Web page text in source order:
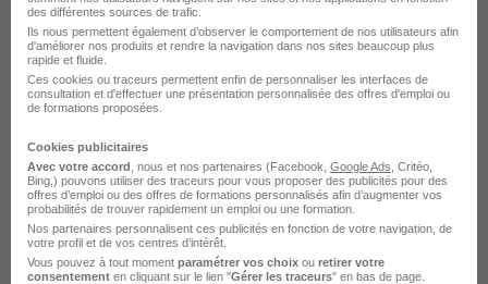
Cette offre n’est plus disponible depuis le 16/06/26
Chargé d'Accueil sur la Cub - Mobilité
Exigé H/F
Manpower
des différentes sources de trafic.
Ils nous permettent également d’observer le comportement de nos utilisateurs afin
d'améliorer nos produits et rendre la navigation dans nos sites beaucoup plus
rapide et fluide.
Ces cookies ou traceurs permettent enfin de personnaliser les interfaces de
consultation et d'effectuer une présentation personnalisée des offres d'emploi ou
de formations proposées.
Cookies publicitaires
Avec votre accord , nous et nos partenaires (Facebook, Google Ads , Critéo,
Bing,) pouvons utiliser des traceurs pour vous proposer des publicités pour des
offres d’emploi ou des offres de formations personnalisés afin d’augmenter vos
probabilités de trouver rapidement un emploi ou une formation.
Nos partenaires personnalisent ces publicités en fonction de votre navigation, de
votre profil et de vos centres d’intérêt.
Vous pouvez à tout moment paramétrer vos choix ou retirer votre
consentement en cliquant sur le lien "Gérer les traceurs" en bas de page.